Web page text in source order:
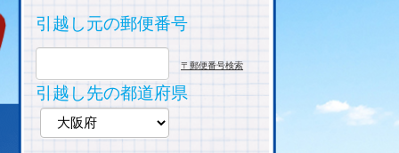
引越し元の郵便番号
〒郵便番号検索
引越し先の都道府県